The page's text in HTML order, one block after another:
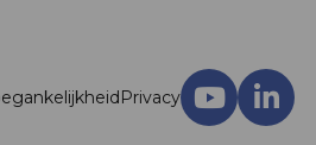
Privacy
Ga
Ga